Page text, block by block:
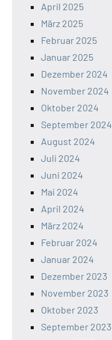
April 2025
März 2025
Februar 2025
Januar 2025
Dezember 2024
November 2024
Oktober 2024
September 2024
August 2024
Juli 2024
Juni 2024
Mai 2024
April 2024
März 2024
Februar 2024
Januar 2024
Dezember 2023
November 2023
Oktober 2023
September 2023